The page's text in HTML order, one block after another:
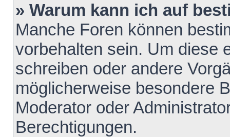
» Warum kann ich auf
Manche Foren können
vorbehalten sein. Um diese
schreiben oder andere
möglicherweise besondere
Moderator oder
Berechtigungen.